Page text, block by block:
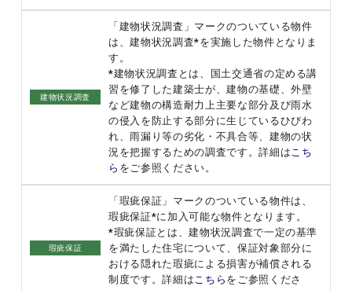
建物状況調査
「建物状況調査」マークのついている物件
は、建物状況調査*を実施した物件となりま
す。
*建物状況調査とは、国土交通省の定める講
習を修了した建築士が、建物の基礎、外壁
など建物の構造耐力上主要な部分及び雨水
の侵入を防止する部分に生じているひびわ
れ、雨漏り等の劣化・不具合等、建物の状
況を把握するための調査です。詳細は こち
ら をご参照ください。
瑕疵保証
「瑕疵保証」マークのついている物件は、
瑕疵保証*に加入可能な物件となります。
*瑕疵保証とは、建物状況調査で一定の基準
を満たした住宅について、保証対象部分に
おける隠れた瑕疵による損害が補償される
制度です。詳細は こちら をご参照くださ